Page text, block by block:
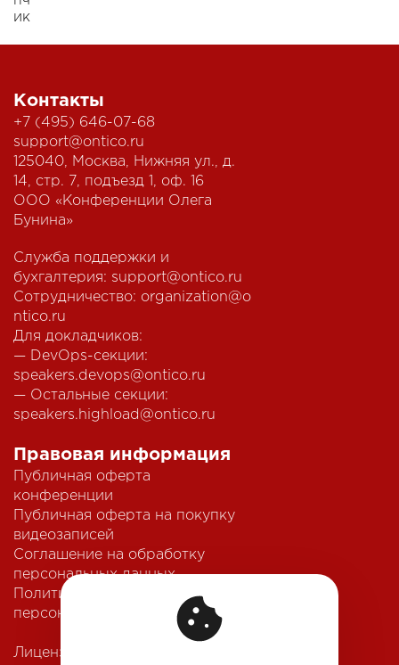
Контакты
+7 (495) 646-07-68
support@ontico.ru
125040, Москва, Нижняя ул., д.
14, стр. 7, подъезд 1, оф. 16
ООО «Конференции Олега
Бунина»
Служба поддержки и
бухгалтерия: support@ontico.ru
Сотрудничество: organization@o
ntico.ru
Для докладчиков:
— DevOps-секции:
speakers.devops@ontico.ru
— Остальные секции:
speakers.highload@ontico.ru
Правовая информация
Публичная оферта
конференции
Публичная оферта на покупку
видеозаписей
Соглашение на обработку
персональных данных
Политика обработки
персональных данных
Лицензионный договор с